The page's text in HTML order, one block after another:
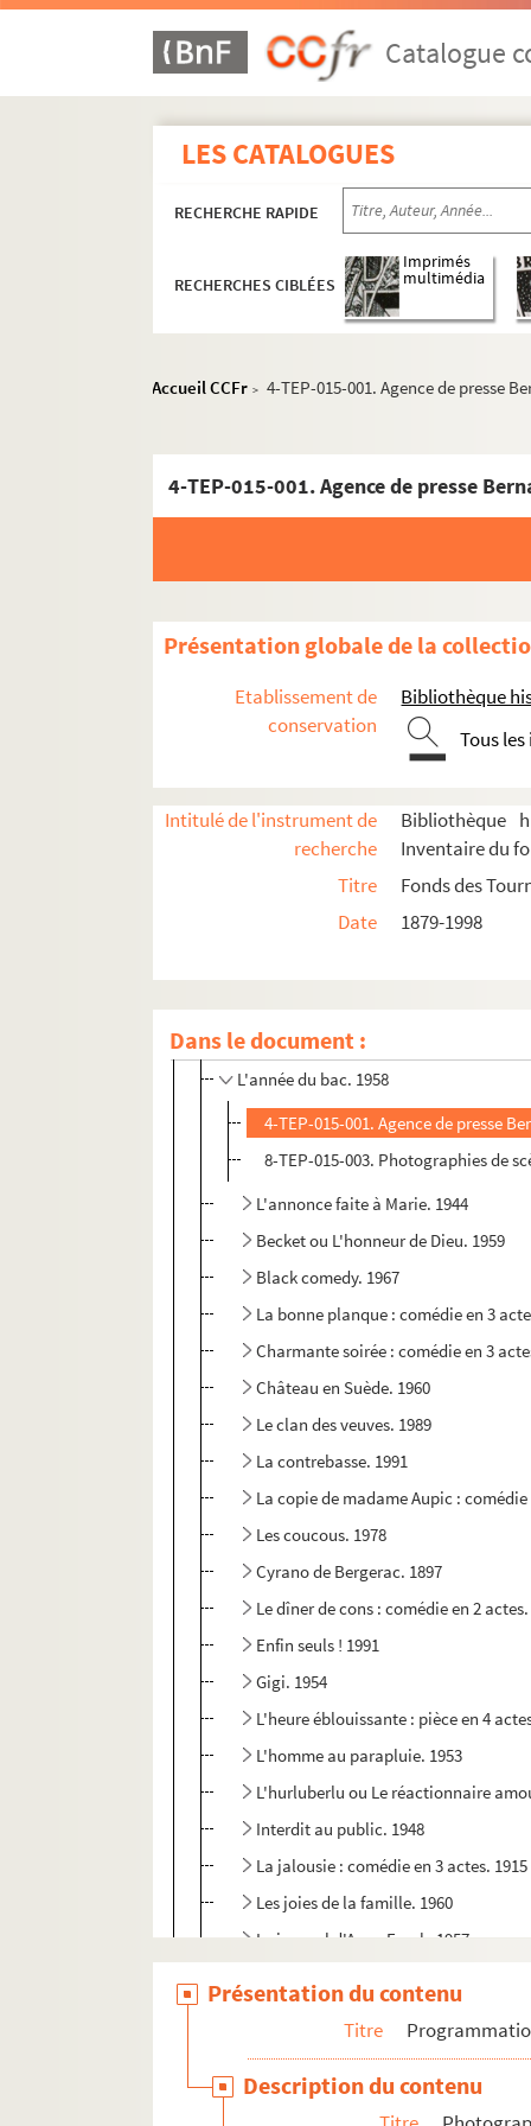
Catalogue
LES CATALOGUES
RECHERCHE RAPIDE
RECHERCHES CIBLÉES
Imprimés
multimédia
Accueil CCFr > 4-TEP-015-001. Agence de presse
4-TEP-015-001. Agence de presse
Présentation globale de la
Etablissement de
conservation
Bibliothèque
Tous
Intitulé de l'instrument de
recherche
Bibliothèque
Inventaire du
Titre
Fonds des
Date
1879-1998
Dans le document :
Administration
Programmation
Programmes
Relevés de mise en scène, textes et
Photographies de scènes et de décors
Adorable Julia : pièce en 3 actes. 1954
L'amour foot. 1993
L'amour fou ou La première surprise.
L'année du bac. 1958
4-TEP-015-001. Agence de presse
8-TEP-015-003. Photographies de
L'annonce faite à Marie. 1944
Becket ou L'honneur de Dieu. 1959
Black comedy. 1967
La bonne planque : comédie en 3
Charmante soirée : comédie en 3
Château en Suède. 1960
Le clan des veuves. 1989
La contrebasse. 1991
La copie de madame Aupic : comédie
Les coucous. 1978
Cyrano de Bergerac. 1897
Le dîner de cons : comédie en 2
Enfin seuls ! 1991
Gigi. 1954
L'heure éblouissante : pièce en 4
L'homme au parapluie. 1953
L'hurluberlu ou Le réactionnaire
Interdit au public. 1948
La jalousie : comédie en 3 actes. 1915
Les joies de la famille. 1960
Le journal d'Anne Frank. 1957
Le mariage de Mlle Beulemans :
Présentation du contenu
Titre
Description du contenu